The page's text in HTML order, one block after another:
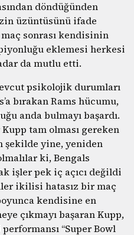
döndüğünden
üzüntüsünü ifade
sonrası kendisinin
eklemesi herkesi
da mutlu etti.
psikolojik durumları
bırakan Rams hücumu,
anda bulmayı başardı.
tam olması gereken
şekilde yine, yeniden
ki, Bengals
işler pek iç açıcı değildi
ikilisi hatasız bir maç
kendisine en
çıkmayı başaran Kupp,
“Super Bowl